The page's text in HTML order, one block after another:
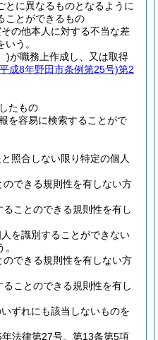
とに異なるものとなるように
ことができるもの
の他本人に対する不当な差
う。
)が職務上作成し、又は取得
成8年野田市条例第25号)第2
たもの
を容易に検索することがで
照合しない限り特定の個人
できる規則性を有しない方
ことのできる規則性を有し
を識別することができない
できる規則性を有しない方
ことのできる規則性を有し
ずれにも該当しないものを
法律第27号。第13条第5項